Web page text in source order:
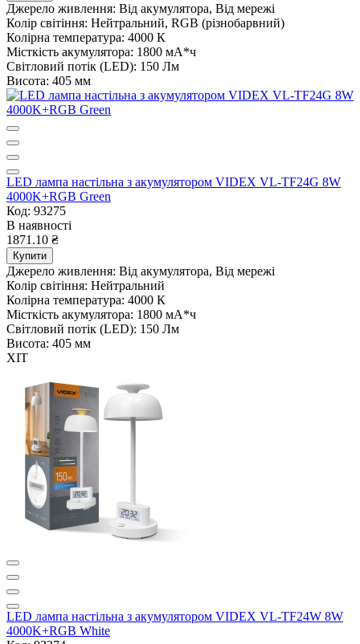
Джерело живлення: Від акумулятора, Від мережі
Колір світіння: Нейтральний, RGB (різнобарвний)
Колірна температура: 4000 К
Місткість акумулятора: 1800 мА*ч
Світловий потік (LED): 150 Лм
Висота: 405 мм
LED лампа настiльна з акумулятором VIDEX VL-TF24G 8W
4000K+RGB Green
Код: 93275
В наявності
1871.10 ₴
Купити
Джерело живлення: Від акумулятора, Від мережі
Колір світіння: Нейтральний
Колірна температура: 4000 К
Місткість акумулятора: 1800 мА*ч
Світловий потік (LED): 150 Лм
Висота: 405 мм
ХІТ
LED лампа настiльна з акумулятором VIDEX VL-TF24W 8W
4000K+RGB White